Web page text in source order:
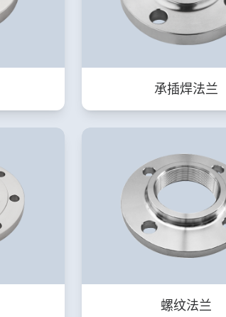
承插焊法兰
螺纹法兰